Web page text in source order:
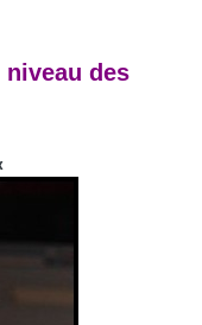
des